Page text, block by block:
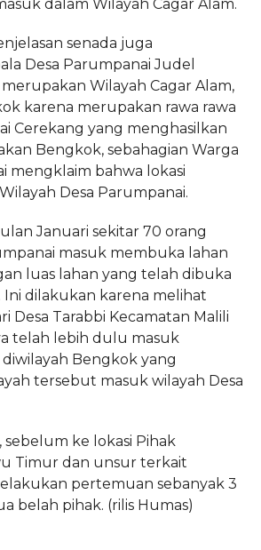
dalam Wilayah Cagar Alam.
senada juga
Desa Parumpanai Judel
Wilayah Cagar Alam,
karena merupakan rawa rawa
Cerekang yang menghasilkan
Bengkok, sebahagian Warga
mengklaim bahwa lokasi
Desa Parumpanai.
Januari sekitar 70 orang
masuk membuka lahan
luas lahan yang telah dibuka
Ini dilakukan karena melihat
Desa Tarabbi Kecamatan Malili
telah lebih dulu masuk
Bengkok yang
tersebut masuk wilayah Desa
ke lokasi Pihak
Timur dan unsur terkait
pertemuan sebanyak 3
belah pihak. (rilis Humas)